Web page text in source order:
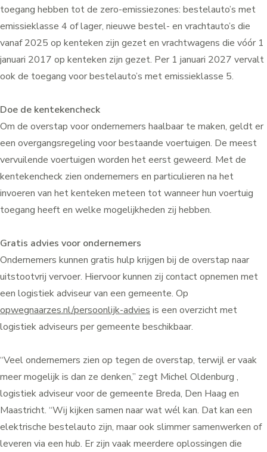
toegang hebben tot de zero-emissiezones: bestelauto’s met
emissieklasse 4 of lager, nieuwe bestel- en vrachtauto’s die
vanaf 2025 op kenteken zijn gezet en vrachtwagens die vóór 1
januari 2017 op kenteken zijn gezet. Per 1 januari 2027 vervalt
ook de toegang voor bestelauto’s met emissieklasse 5.
Doe de kentekencheck
Om de overstap voor ondernemers haalbaar te maken, geldt er
een overgangsregeling voor bestaande voertuigen. De meest
vervuilende voertuigen worden het eerst geweerd. Met de
kentekencheck zien ondernemers en particulieren na het
invoeren van het kenteken meteen tot wanneer hun voertuig
toegang heeft en welke mogelijkheden zij hebben.
Gratis advies voor ondernemers
Ondernemers kunnen gratis hulp krijgen bij de overstap naar
uitstootvrij vervoer. Hiervoor kunnen zij contact opnemen met
een logistiek adviseur van een gemeente. Op
opwegnaarzes.nl/persoonlijk-advies is een overzicht met
logistiek adviseurs per gemeente beschikbaar.
“Veel ondernemers zien op tegen de overstap, terwijl er vaak
meer mogelijk is dan ze denken,” zegt Michel Oldenburg ,
logistiek adviseur voor de gemeente Breda, Den Haag en
Maastricht. “Wij kijken samen naar wat wél kan. Dat kan een
elektrische bestelauto zijn, maar ook slimmer samenwerken of
leveren via een hub. Er zijn vaak meerdere oplossingen die